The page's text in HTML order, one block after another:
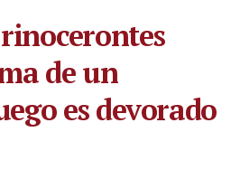
de un
es devorado